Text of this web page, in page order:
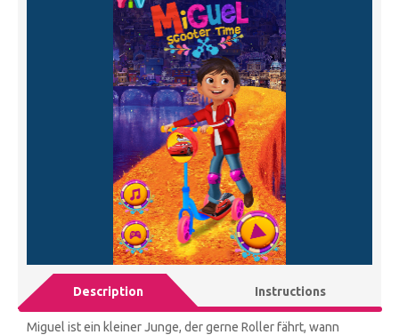
Description Instructions
Miguel ist ein kleiner Junge, der gerne Roller fährt, wann